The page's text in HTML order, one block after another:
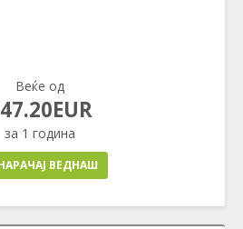
Веќе од
за 1 година
ВЕДНАШ